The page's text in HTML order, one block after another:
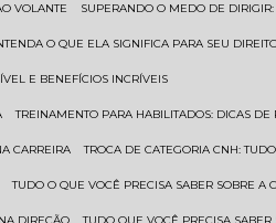
VOLANTE SUPERANDO O MEDO DE
O QUE ELA SIGNIFICA PARA SEU
E BENEFÍCIOS INCRÍVEIS
TREINAMENTO PARA HABILITADOS: DICAS
CARREIRA TROCA DE CATEGORIA CNH:
TUDO O QUE VOCÊ PRECISA SABER SOBRE